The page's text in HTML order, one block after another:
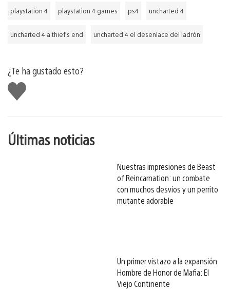
playstation 4 playstation 4 games ps4 uncharted 4
uncharted 4 a thief’s end uncharted 4 el desenlace del ladrón
¿Te ha gustado esto?
Me
gusta
Últimas noticias
Nuestras impresiones de Beast
of Reincarnation: un combate
con muchos desvíos y un perrito
mutante adorable
Un primer vistazo a la expansión
Hombre de Honor de Mafia: El
Viejo Continente